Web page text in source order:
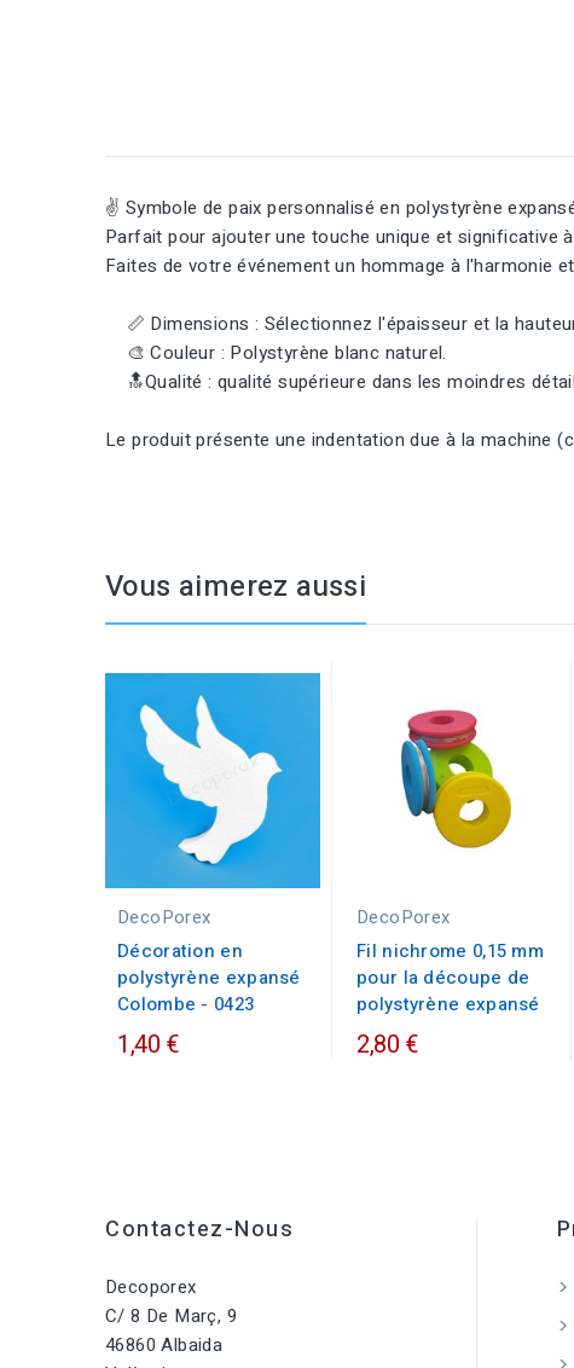
✌️ Symbole de paix personnalisé en polystyrène
Parfait pour ajouter une touche unique et significative
Faites de votre événement un hommage à l'harmonie
📏 Dimensions : Sélectionnez l'épaisseur et la
🎨 Couleur : Polystyrène blanc naturel.
🔝Qualité : qualité supérieure dans les moindres
Le produit présente une indentation due à la machine
Vous aimerez aussi
DecoPorex
Décoration en
polystyrène expansé
Colombe - 0423
1,40 €
DecoPorex
Fil nichrome 0,15 mm
pour la découpe de
polystyrène expansé
2,80 €
Contactez-Nous
Decoporex
C/ 8 De Març, 9
46860 Albaida